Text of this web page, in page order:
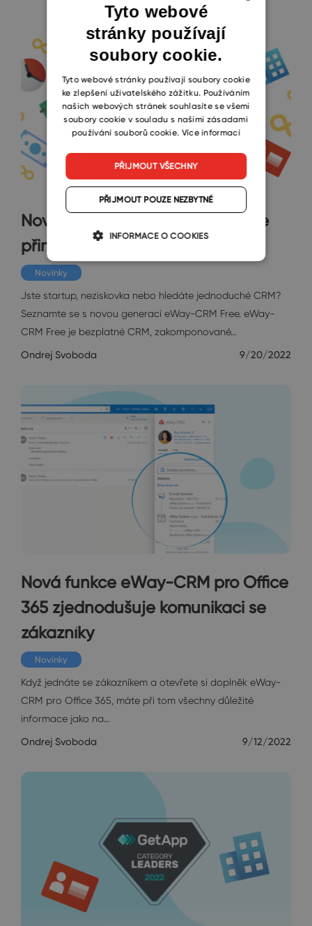
Nová generace eWay-CRM Free
přináší revoluční vylepšení
Novinky
Jste startup, neziskovka nebo hledáte jednoduché CRM?
Seznamte se s novou generací eWay-CRM Free. eWay-
CRM Free je bezplatné CRM, zakomponované…
Ondrej Svoboda 9/20/2022
Nová funkce eWay-CRM pro Office
365 zjednodušuje komunikaci se
zákazníky
Novinky
Když jednáte se zákazníkem a otevřete si doplněk eWay-
CRM pro Office 365, máte při tom všechny důležité
informace jako na…
Ondrej Svoboda 9/12/2022
ENGLISH
CZECH
SLOVAK
Tyto webové
stránky používají
soubory cookie.
Tyto webové stránky používají soubory cookie
ke zlepšení uživatelského zážitku. Používáním
našich webových stránek souhlasíte se všemi
soubory cookie v souladu s našimi zásadami
používání souborů cookie. Více informací
PŘIJMOUT VŠECHNY
PŘIJMOUT POUZE NEZBYTNÉ
INFORMACE O COOKIES